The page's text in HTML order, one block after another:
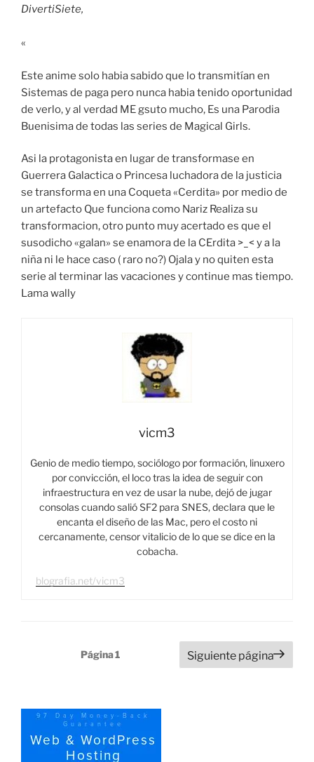
DivertiSiete,
«
Este anime solo habia sabido que lo transmitían en
Sistemas de paga pero nunca habia tenido oportunidad
de verlo, y al verdad ME gsuto mucho, Es una Parodia
Buenisima de todas las series de Magical Girls.
Asi la protagonista en lugar de transformase en
Guerrera Galactica o Princesa luchadora de la justicia
se transforma en una Coqueta «Cerdita» por medio de
un artefacto Que funciona como Nariz Realiza su
transformacion, otro punto muy acertado es que el
susodicho «galan» se enamora de la CErdita >_< y a la
niña ni le hace caso ( raro no?) Ojala y no quiten esta
serie al terminar las vacaciones y continue mas tiempo.
Lama wally
vicm3
Genio de medio tiempo, sociólogo por formación, linuxero
por convicción, el loco tras la idea de seguir con
infraestructura en vez de usar la nube, dejó de jugar
consolas cuando salió SF2 para SNES, declara que le
encanta el diseño de las Mac, pero el costo ni
cercanamente, censor vitalicio de lo que se dice en la
cobacha.
blografia.net/vicm3
PaginaciónPágina1 Siguiente página